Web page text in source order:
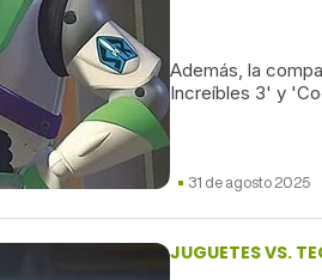
Además, la
Increíbles 3' y
31 de agosto 2025
JUGUETES VS.